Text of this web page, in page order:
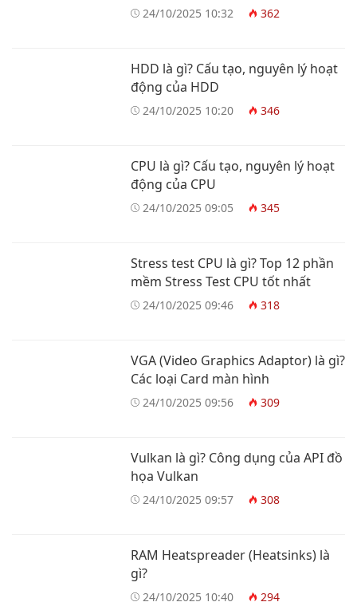
24/10/2025 10:32 362
HDD là gì? Cấu tạo, nguyên lý hoạt
động của HDD
24/10/2025 10:20 346
CPU là gì? Cấu tạo, nguyên lý hoạt
động của CPU
24/10/2025 09:05 345
Stress test CPU là gì? Top 12 phần
mềm Stress Test CPU tốt nhất
24/10/2025 09:46 318
VGA (Video Graphics Adaptor) là gì?
Các loại Card màn hình
24/10/2025 09:56 309
Vulkan là gì? Công dụng của API đồ
họa Vulkan
24/10/2025 09:57 308
RAM Heatspreader (Heatsinks) là
gì?
24/10/2025 10:40 294